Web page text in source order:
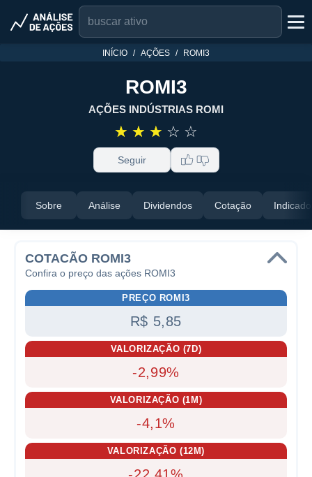
INÍCIO AÇÕES ROMI3
ROMI3
AÇÕES INDÚSTRIAS ROMI
☆ ☆ ☆ ☆ ☆
Seguir
Sobre Análise Dividendos Cotação
COTACÃO ROMI3
Confira o preço das ações ROMI3
PREÇO ROMI3
R$ 5,85
VALORIZAÇÃO (7D)
-2,99%
VALORIZAÇÃO (1M)
-4,1%
VALORIZAÇÃO (12M)